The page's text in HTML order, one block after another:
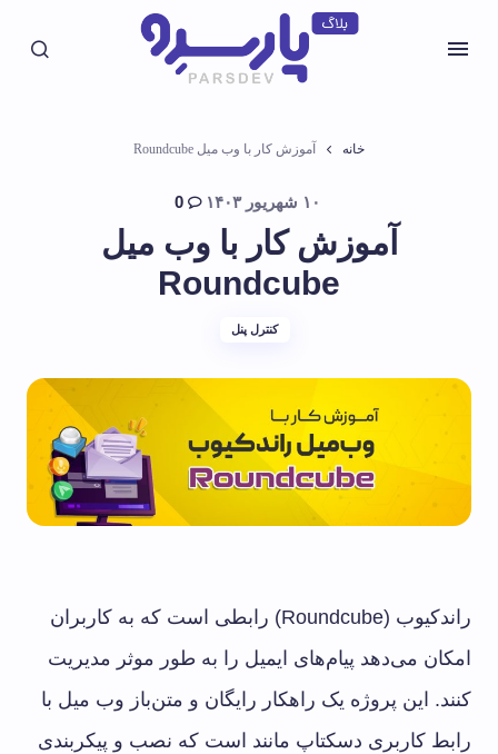
خانه آموزش کار با وب‌ میل Roundcube
۱۰ شهریور ۱۴۰۳ 0
آموزش کار با وب‌ میل
Roundcube
کنترل پنل
راندکیوب (Roundcube) رابطی است که به کاربران
امکان می‌دهد پیام‌های ایمیل را به طور موثر مدیریت
کنند. این پروژه یک راهکار رایگان و متن‌باز وب میل با
رابط کاربری دسکتاپ مانند است که نصب و پیکربندی